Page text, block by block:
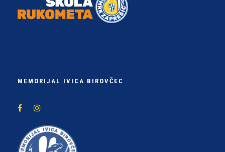
MEMORIJAL IVICA BIROVČEC